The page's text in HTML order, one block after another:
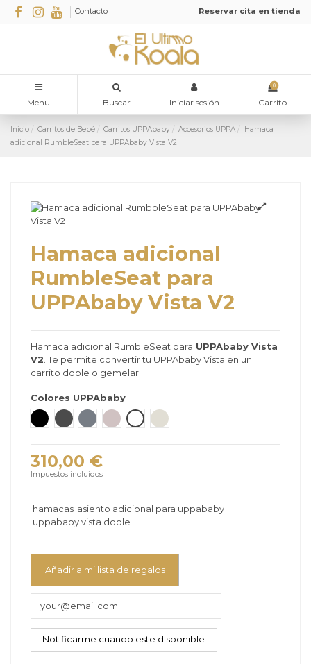
Contacto Reservar cita en tienda
Menu Buscar Iniciar sesión
0
Carrito
Inicio Carritos de Bebé Carritos UPPAbaby Accesorios UPPA
Hamaca
adicional RumbleSeat para UPPAbaby Vista V2
Hamaca adicional
RumbleSeat para
UPPAbaby Vista V2
Hamaca adicional RumbleSeat para UPPAbaby Vista
V2 . Te permite convertir tu UPPAbaby Vista en un
carrito doble o gemelar.
Colores UPPAbaby
JAKE - negro carbón
GREYSON - gris melange
GREGORY - azul gris melange
ALICE - rosa empolvado
BRYCE - blanco perla
DECLAN - avena melange
310,00 €
Impuestos incluidos
hamacas asiento adicional para uppababy
uppababy vista doble
Añadir a mi lista de regalos